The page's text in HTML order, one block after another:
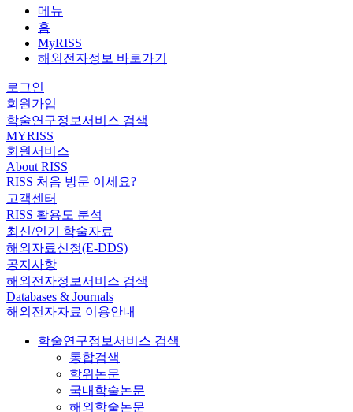
메뉴
홈
MyRISS
해외전자정보 바로가기
로그인
회원가입
학술연구정보서비스 검색
MYRISS
회원서비스
About RISS
RISS 처음 방문 이세요?
고객센터
RISS 활용도 분석
최신/인기 학술자료
해외자료신청(E-DDS)
공지사항
해외전자정보서비스 검색
Databases & Journals
해외전자자료 이용안내
학술연구정보서비스 검색
통합검색
학위논문
국내학술논문
해외학술논문